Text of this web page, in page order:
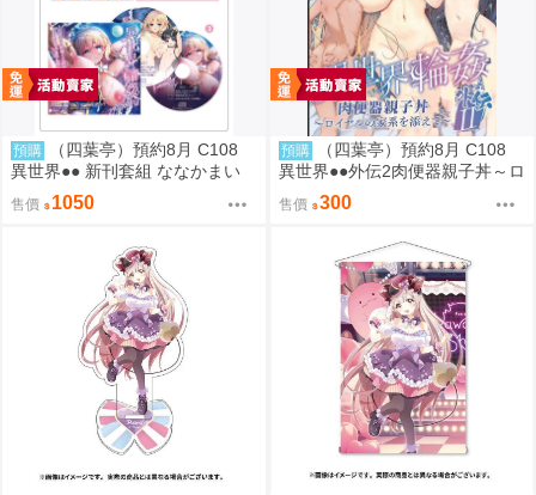
預購
（四葉亭）預約8月 C108
異世界●● 新刊套組 ななかまい
售價 1050
預購
（四葉亭）預約8月 C108
異世界●●外伝2肉便器親子丼～ロ
イヤルの家系を添えて～ ななか
まい
售價 300